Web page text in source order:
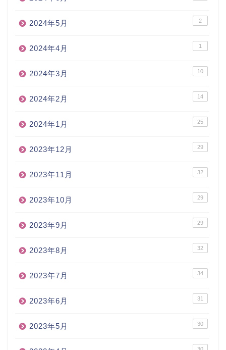
2024年5月 2
2024年4月 1
2024年3月 10
2024年2月 14
2024年1月 25
2023年12月 29
2023年11月 32
2023年10月 29
2023年9月 29
2023年8月 32
2023年7月 34
2023年6月 31
2023年5月 30